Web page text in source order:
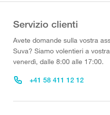
Servizio clienti
Avete domande sulla vostra
Suva? Siamo volentieri a
venerdì, dalle 8:00 alle 17:00.
+41 58 411 12 12